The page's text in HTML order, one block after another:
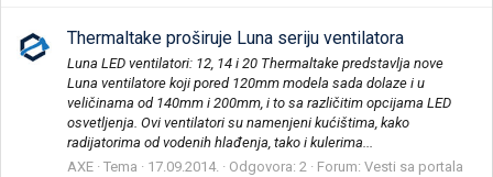
Thermaltake proširuje Luna seriju ventilatora
Luna LED ventilatori: 12, 14 i 20 Thermaltake predstavlja nove
Luna ventilatore koji pored 120mm modela sada dolaze i u
veličinama od 140mm i 200mm, i to sa različitim opcijama LED
osvetljenja. Ovi ventilatori su namenjeni kućištima, kako
radijatorima od vodenih hlađenja, tako i kulerima...
AXE Tema 17.09.2014. Odgovora: 2 Forum: Vesti sa portala